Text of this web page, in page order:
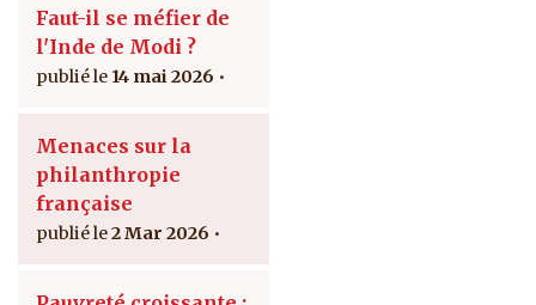
Faut-il se méfier de
l'Inde de Modi ?
14 mai 2026
Menaces sur la
philanthropie
française
2 Mar 2026